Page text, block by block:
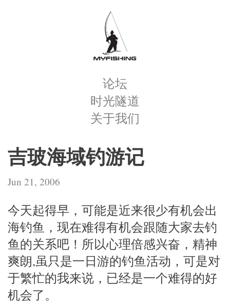
论坛
时光隧道
关于我们
吉玻海域钓游记
Jun 21, 2006
今天起得早，可能是近来很少有机会出
海钓鱼，现在难得有机会跟随大家去钓
鱼的关系吧！所以心理倍感兴奋，精神
爽朗,虽只是一日游的钓鱼活动，可是对
于繁忙的我来说，已经是一个难得的好
机会了。